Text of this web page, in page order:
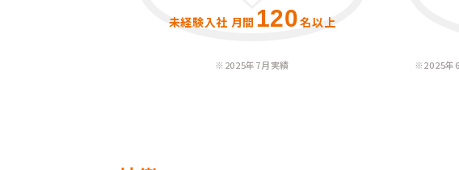
未経験入社 月間 120名以上
※2025年7月実績 ※2025年